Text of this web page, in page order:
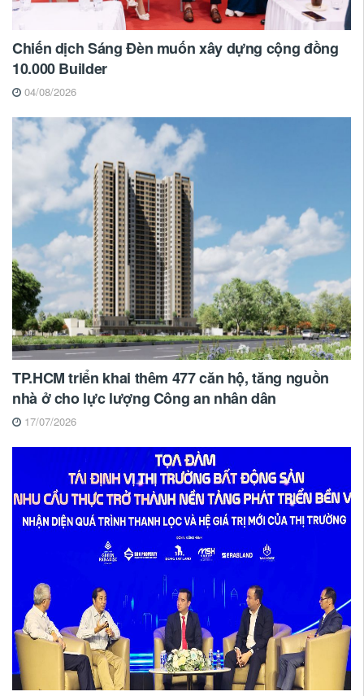
Chiến dịch Sáng Đèn muốn xây dựng cộng đồng
10.000 Builder
04/08/2026
TP.HCM triển khai thêm 477 căn hộ, tăng nguồn
nhà ở cho lực lượng Công an nhân dân
17/07/2026